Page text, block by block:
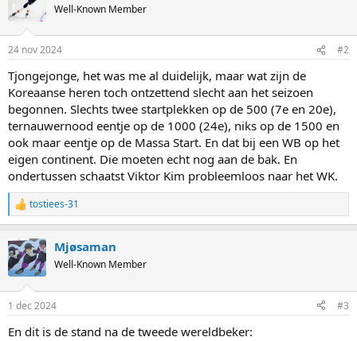
t
i
s
Well-Known Member
24 nov 2024 #2
Tjongejonge, het was me al duidelijk, maar wat zijn de
Koreaanse heren toch ontzettend slecht aan het seizoen
begonnen. Slechts twee startplekken op de 500 (7e en 20e),
ternauwernood eentje op de 1000 (24e), niks op de 1500 en
ook maar eentje op de Massa Start. En dat bij een WB op het
eigen continent. Die moeten echt nog aan de bak. En
ondertussen schaatst Viktor Kim probleemloos naar het WK.
R
e
c
t
i
s
tostiees-31
Mjøsaman
Well-Known Member
1 dec 2024 #3
En dit is de stand na de tweede wereldbeker: